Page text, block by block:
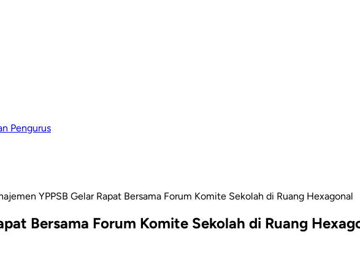
Pengurus
YPPSB Gelar Rapat Bersama Forum Komite Sekolah di Ruang Hexagonal
Bersama Forum Komite Sekolah di Ruang